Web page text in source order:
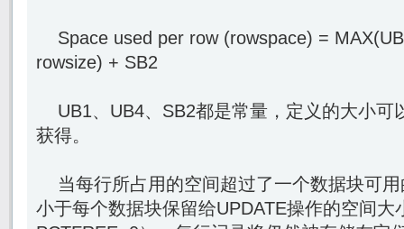
Space used per row (rowspace) =
rowsize) + SB2
UB1、UB4、SB2都是常量，定义的大小可
获得。
当每行所占用的空间超过了一个数据块可
小于每个数据块保留给UPDATE操作的空间大